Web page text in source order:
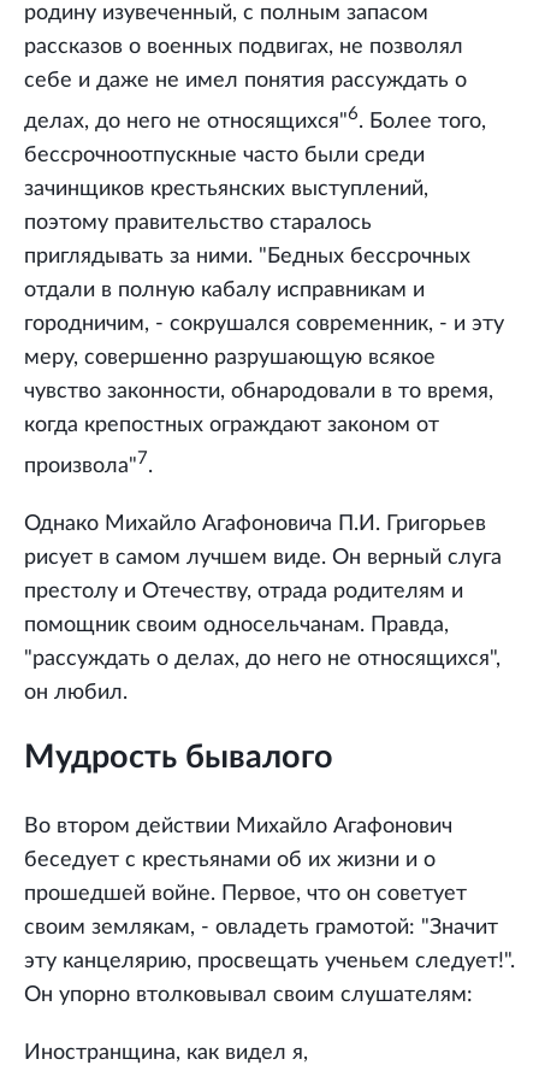
родину изувеченный, с полным запасом
рассказов о военных подвигах, не позволял
себе и даже не имел понятия рассуждать о
делах, до него не относящихся"6. Более того,
бессрочноотпускные часто были среди
зачинщиков крестьянских выступлений,
поэтому правительство старалось
приглядывать за ними. "Бедных бессрочных
отдали в полную кабалу исправникам и
городничим, - сокрушался современник, - и эту
меру, совершенно разрушающую всякое
чувство законности, обнародовали в то время,
когда крепостных ограждают законом от
произвола"7.
Однако Михайло Агафоновича П.И. Григорьев
рисует в самом лучшем виде. Он верный слуга
престолу и Отечеству, отрада родителям и
помощник своим односельчанам. Правда,
"рассуждать о делах, до него не относящихся",
он любил.
Мудрость бывалого
Во втором действии Михайло Агафонович
беседует с крестьянами об их жизни и о
прошедшей войне. Первое, что он советует
своим землякам, - овладеть грамотой: "Значит
эту канцелярию, просвещать ученьем следует!".
Он упорно втолковывал своим слушателям:
Иностранщина, как видел я,